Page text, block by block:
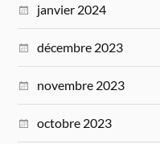
janvier 2024
décembre 2023
novembre 2023
octobre 2023